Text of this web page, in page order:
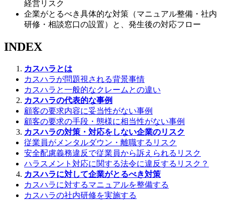
経営リスク
企業がとるべき具体的な対策（マニュアル整備・社内
研修・相談窓口の設置）と、発生後の対応フロー
INDEX
カスハラとは
カスハラが問題視される背景事情
カスハラと一般的なクレームとの違い
カスハラの代表的な事例
顧客の要求内容に妥当性がない事例
顧客の要求の手段・態様に相当性がない事例
カスハラの対策・対応をしない企業のリスク
従業員がメンタルダウン・離職するリスク
安全配慮義務違反で従業員から訴えられるリスク
ハラスメント対応に関する法令に違反するリスク？
カスハラに対して企業がとるべき対策
カスハラに対するマニュアルを整備する
カスハラの社内研修を実施する